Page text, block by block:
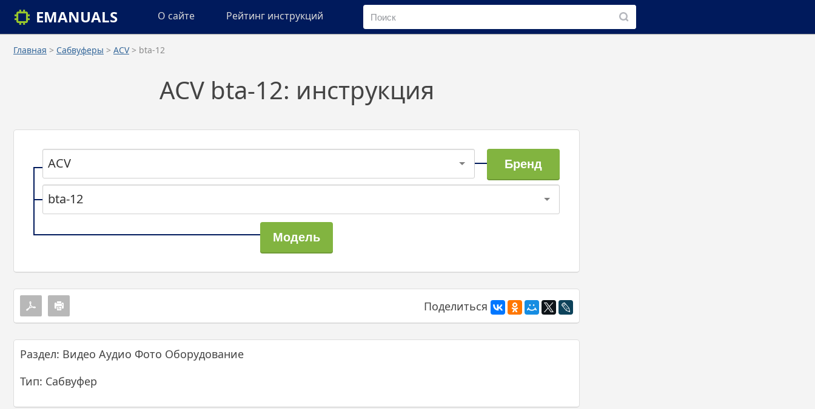
EMANUALS О сайте Рейтинг инструкций
Главная > Сабвуферы > ACV> bta-12
ACV bta-12: инструкция
ACV
bta-12
Поделиться
Раздел: Видео Аудио Фото Оборудование
Тип: Сабвуфер